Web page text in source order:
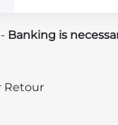
- Banking is
Retour